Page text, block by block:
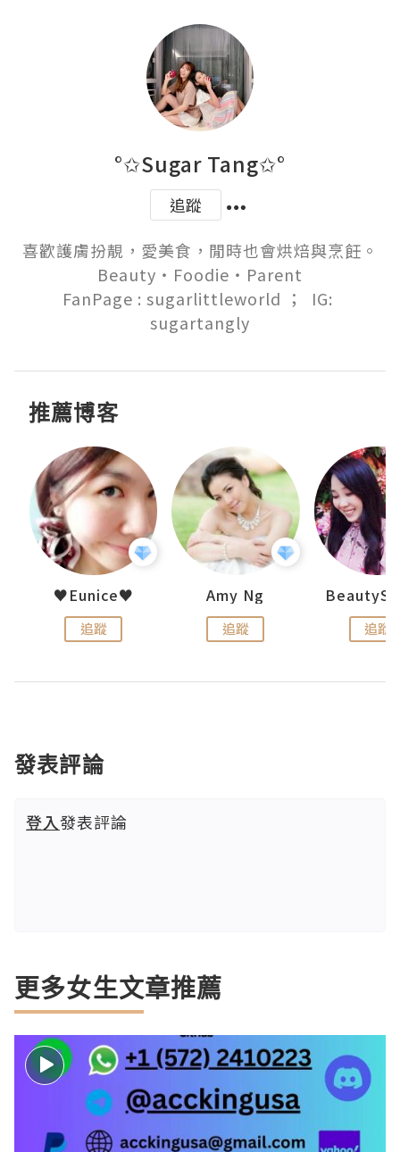
°✩Sugar Tang✩°
追蹤
喜歡護膚扮靚，愛美食，閒時也會烘焙與烹飪。
Beauty‧Foodie‧Parent
FanPage : sugarlittleworld ；  IG:
sugartangly
推薦博客
♥Eunice♥
追蹤
Amy Ng
追蹤 追蹤
發表評論
登入發表評論
更多女生文章推薦